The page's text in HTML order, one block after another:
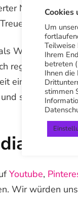
Nutzer
uvm.
registriert
einen QR-
somit
Youtube,
Wir würden
Cookies
Um
Teilweise
Ihrem
betreten
Ihnen
stimmen